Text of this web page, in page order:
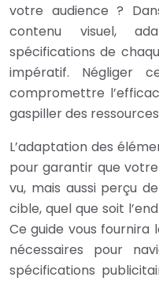
votre audience ?
contenu visuel,
spécifications de
impératif. Négliger
compromettre
gaspiller des
L’adaptation des
pour garantir que
vu, mais aussi perçu
cible, quel que soit
Ce guide vous fournira
nécessaires pour
spécifications